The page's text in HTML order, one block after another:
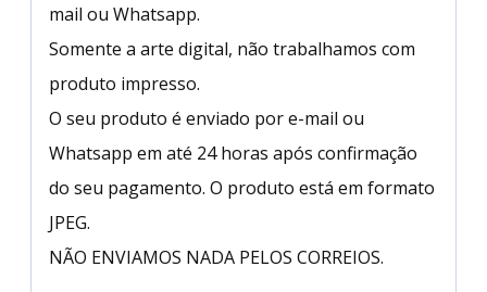
mail ou Whatsapp.
Somente a arte digital, não trabalhamos com
produto impresso.
O seu produto é enviado por e-mail ou
Whatsapp em até 24 horas após confirmação
do seu pagamento. O produto está em formato
JPEG.
NÃO ENVIAMOS NADA PELOS CORREIOS.